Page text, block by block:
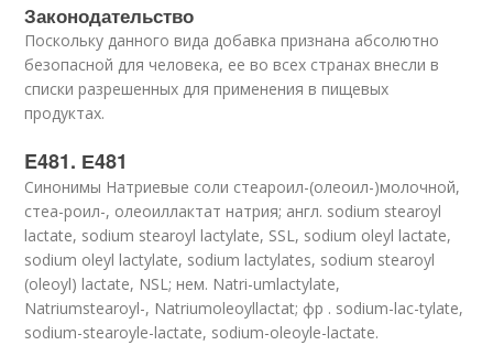
Законодательство
Поскольку данного вида добавка признана абсолютно
безопасной для человека, ее во всех странах внесли в
списки разрешенных для применения в пищевых
продуктах.
E481. Е481
Синонимы Натриевые соли стеароил-(олеоил-)молочной,
стеа-роил-, олеоиллактат натрия; англ. sodium stearoyl
lactate, sodium stearoyl lactylate, SSL, sodium oleyl lactate,
sodium oleyl lactylate, sodium lactylates, sodium stearoyl
(oleoyl) lactate, NSL; нем. Natri-umlactylate,
Natriumstearoyl-, Natriumoleoyllactat; фр . sodium-lac-tylate,
sodium-stearoyle-lactate, sodium-oleoyle-lactate.